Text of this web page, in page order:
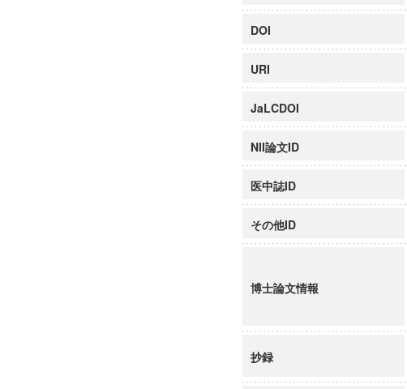
DOI
URI
JaLCDOI
NII論文ID
医中誌ID
その他ID
博士論文情報
抄録